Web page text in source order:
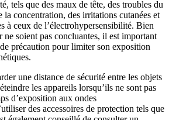
tels que des maux de tête, des troubles du
la concentration, des irritations cutanées et
à ceux de l’électrohypersensibilité. Bien
ne soient pas concluantes, il est important
précaution pour limiter son exposition
une distance de sécurité entre les objets
les appareils lorsqu’ils ne sont pas
d’exposition aux ondes
des accessoires de protection tels que